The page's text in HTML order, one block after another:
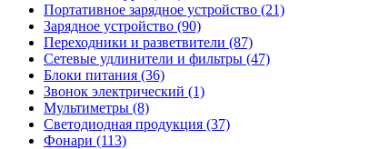
Портативное зарядное устройство (21)
Зарядное устройство (90)
Переходники и разветвители (87)
Сетевые удлинители и фильтры (47)
Блоки питания (36)
Звонок электрический (1)
Мультиметры (8)
Светодиодная продукция (37)
Фонари (113)